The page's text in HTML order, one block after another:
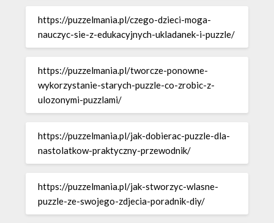
https://puzzelmania.pl/czego-dzieci-moga-
nauczyc-sie-z-edukacyjnych-ukladanek-i-puzzle/
https://puzzelmania.pl/tworcze-ponowne-
wykorzystanie-starych-puzzle-co-zrobic-z-
ulozonymi-puzzlami/
https://puzzelmania.pl/jak-dobierac-puzzle-dla-
nastolatkow-praktyczny-przewodnik/
https://puzzelmania.pl/jak-stworzyc-wlasne-
puzzle-ze-swojego-zdjecia-poradnik-diy/